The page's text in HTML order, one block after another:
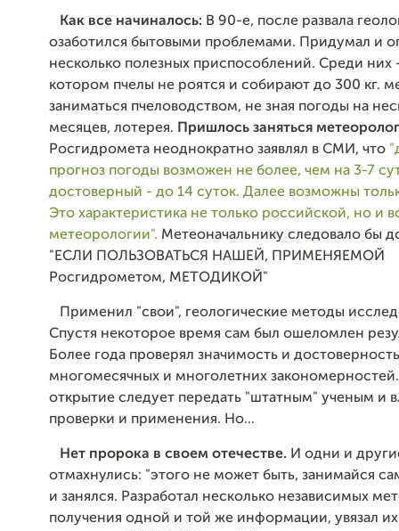
Как все начиналось: В 90-е, после развала
озаботился бытовыми проблемами. Придумал и
несколько полезных приспособлений. Среди них
котором пчелы не роятся и собирают до 300 кг.
заниматься пчеловодством, не зная погоды на
месяцев, лотерея. Пришлось заняться
Росгидромета неоднократно заявлял в СМИ, что
прогноз погоды возможен не более, чем на 3-7
достоверный - до 14 суток. Далее возможны
Это характеристика не только российской, но и
метеорологии". Метеоначальнику следовало бы
"ЕСЛИ ПОЛЬЗОВАТЬСЯ НАШЕЙ, ПРИМЕНЯЕМОЙ
Росгидрометом, МЕТОДИКОЙ"
Применил "свои", геологические методы
Спустя некоторое время сам был ошеломлен
Более года проверял значимость и достоверность
многомесячных и многолетних
открытие следует передать "штатным" ученым и
проверки и применения. Но...
Нет пророка в своем отечестве. И одни и
отмахнулись: "этого не может быть, занимайся
и занялся. Разработал несколько независимых
получения одной и той же информации, увязал